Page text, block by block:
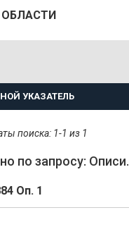
УКАЗАТЕЛЬ
поиска: 1-1 из 1
по запросу: Описи.
Оп. 1